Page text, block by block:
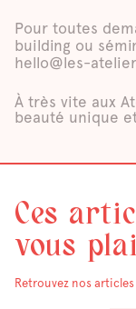
Pour toutes
building ou
hello@les-
À très vite aux
beauté unique
Ces
vous
Retrouvez nos